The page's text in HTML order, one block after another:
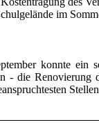
im
konnte ein
- die Renovierung